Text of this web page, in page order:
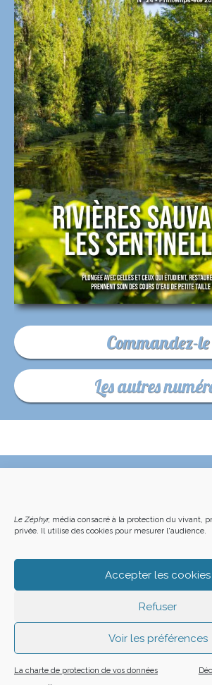
Le Zéphyr, média consacré à la protection du vivant,
privée. Il utilise des cookies pour mesurer l'audience.
Accepter les cookies
Refuser
Voir les préférences
La charte de protection de vos données
Commandez-le
Les autres
ACHETER LE DERNIER NUMÉRO
OÙ NOUS TROUVER
Z LE ZÉPHYR - 2026